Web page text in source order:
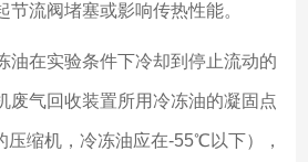
流阀堵塞或影响传热性能。
油在实验条件下冷却到停止流动的
废气回收装置所用冷冻油的凝固点
压缩机，冷冻油应在-55℃以下），